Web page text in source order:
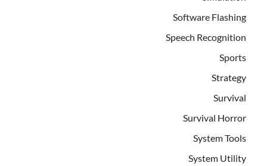
Software Flashing
Speech Recognition
Sports
Strategy
Survival
Survival Horror
System Tools
System Utility